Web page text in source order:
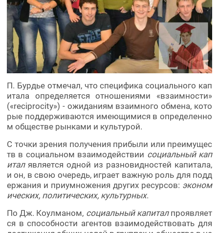
П. Бурдье отмечал, что специфика социального кап
итала определяется отношениями «взаимности»
(«reciprocity») - ожиданиям взаимного обмена, кото
рые поддерживаются имеющимися в определенно
м обществе рынками и культурой.
С точки зрения получения прибыли или преимущес
тв в социальном взаимодействии социальный кап
италявляется одной из разновидностей капитала,
и он, в свою очередь, играет важную роль для подд
ержания и приумножения других ресурсов: эконом
ических, политических, культурных.
По Дж. Коулманом, социальный капиталпроявляет
ся в способности агентов взаимодействовать для